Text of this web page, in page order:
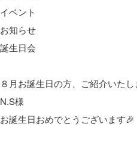
イベント
お知らせ
誕生日会
８月お誕生日の方、ご紹介いたし
N.S様
お誕生日おめでとうございます🎉